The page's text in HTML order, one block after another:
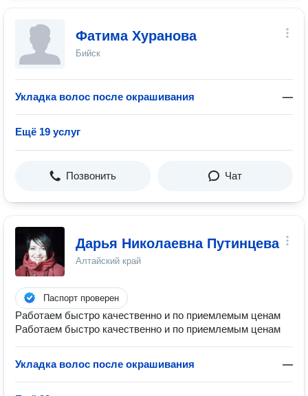
Фатима Хуранова
Бийск
Укладка волос после окрашивания —
Ещё 19 услуг
Позвонить Чат
Дарья Николаевна Путинцева
Алтайский край
Паспорт проверен
Работаем быстро качественно и по приемлемым ценам
Работаем быстро качественно и по приемлемым ценам
Укладка волос после окрашивания —